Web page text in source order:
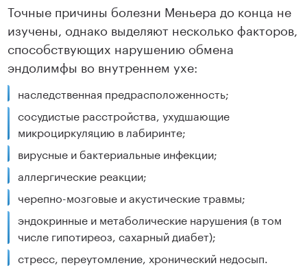
Точные причины болезни Меньера до конца не
изучены, однако выделяют несколько факторов,
способствующих нарушению обмена
эндолимфы во внутреннем ухе:
наследственная предрасположенность;
сосудистые расстройства, ухудшающие
микроциркуляцию в лабиринте;
вирусные и бактериальные инфекции;
аллергические реакции;
черепно-мозговые и акустические травмы;
эндокринные и метаболические нарушения (в том
числе гипотиреоз, сахарный диабет);
стресс, переутомление, хронический недосып.